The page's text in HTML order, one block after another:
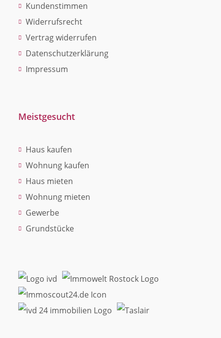
Kundenstimmen
Widerrufsrecht
Vertrag widerrufen
Datenschutzerklärung
Impressum
Meistgesucht
Haus kaufen
Wohnung kaufen
Haus mieten
Wohnung mieten
Gewerbe
Grundstücke